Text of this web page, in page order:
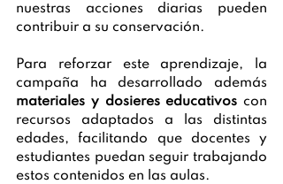
nuestras acciones diarias pueden
contribuir a su conservación.
Para reforzar este aprendizaje, la
materiales y dosieres educativos con
recursos adaptados a las distintas
edades, facilitando que docentes y
estudiantes puedan seguir trabajando
estos contenidos en las aulas.